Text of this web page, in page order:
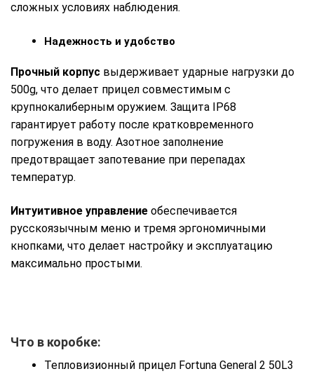
сложных условиях наблюдения.
Надежность и удобство
Прочный корпус выдерживает ударные нагрузки до
500g, что делает прицел совместимым с
крупнокалиберным оружием. Защита IP68
гарантирует работу после кратковременного
погружения в воду. Азотное заполнение
предотвращает запотевание при перепадах
температур.
Интуитивное управление обеспечивается
русскоязычным меню и тремя эргономичными
кнопками, что делает настройку и эксплуатацию
максимально простыми.
Что в коробке:
Тепловизионный прицел Fortuna General 2 50L3